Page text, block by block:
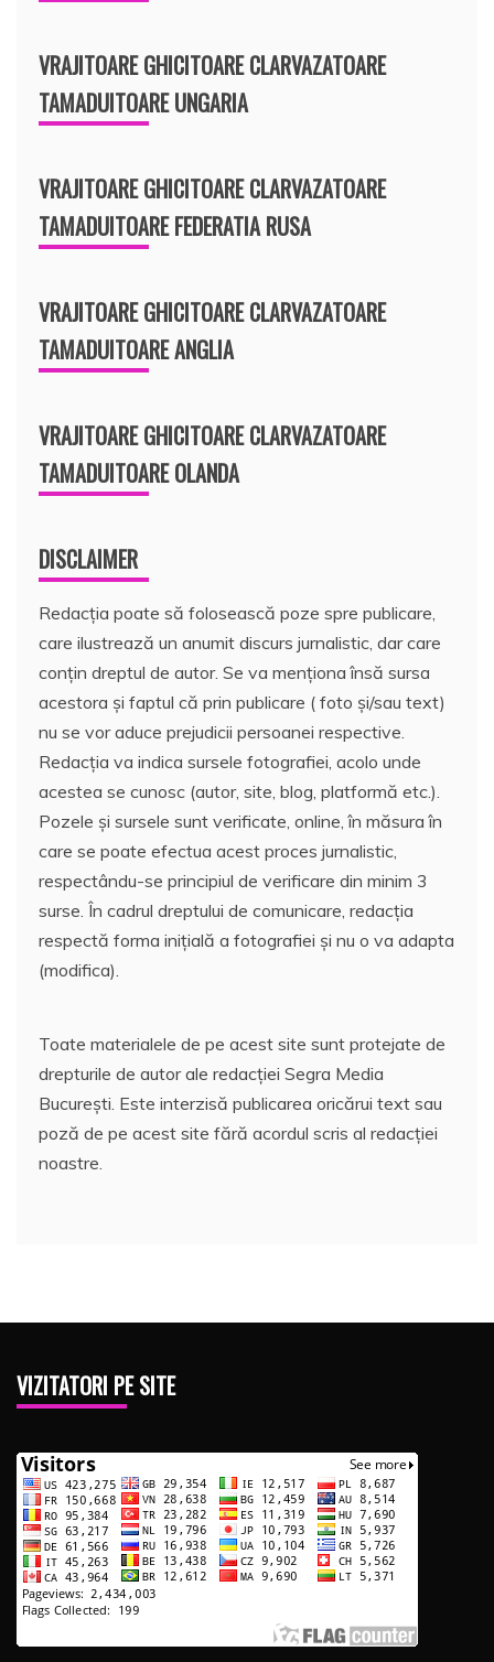
VRAJITOARE GHICITOARE CLARVAZATOARE
TAMADUITOARE UNGARIA
VRAJITOARE GHICITOARE CLARVAZATOARE
TAMADUITOARE FEDERATIA RUSA
VRAJITOARE GHICITOARE CLARVAZATOARE
TAMADUITOARE ANGLIA
VRAJITOARE GHICITOARE CLARVAZATOARE
TAMADUITOARE OLANDA
DISCLAIMER
Redacția poate să folosească poze spre publicare,
care ilustrează un anumit discurs jurnalistic, dar care
conțin dreptul de autor. Se va menționa însă sursa
acestora și faptul că prin publicare ( foto și/sau text)
nu se vor aduce prejudicii persoanei respective.
Redacția va indica sursele fotografiei, acolo unde
acestea se cunosc (autor, site, blog, platformă etc.).
Pozele și sursele sunt verificate, online, în măsura în
care se poate efectua acest proces jurnalistic,
respectându-se principiul de verificare din minim 3
surse. În cadrul dreptului de comunicare, redacția
respectă forma inițială a fotografiei și nu o va adapta
(modifica).
Toate materialele de pe acest site sunt protejate de
drepturile de autor ale redacției Segra Media
București. Este interzisă publicarea oricărui text sau
poză de pe acest site fără acordul scris al redacției
noastre.
VIZITATORI PE SITE